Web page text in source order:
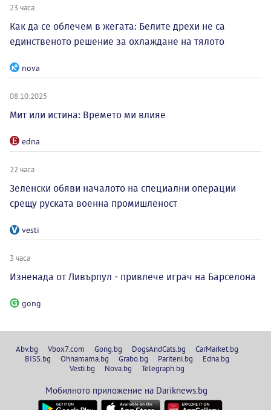
23 часа
Как да се облечем в жегата: Белите дрехи не са
единственото решение за охлаждане на тялото
nova
08.10.2025
Мит или истина: Времето ми влияе
edna
22 часа
Зеленски обяви началото на специални операции
срещу руската военна промишленост
vesti
3 часа
Изненада от Ливърпул - привлече играч на Барселона
gong
Abv.bg Vbox7.com Gong.bg DogsAndCats.bg
CarMarket.bg
BISS.bg
Ohnamama.bg Grabo.bg Pariteni.bg
Edna.bg
Vesti.bg
Nova.bg Telegraph.bg
Мобилното приложение на Dariknews.bg